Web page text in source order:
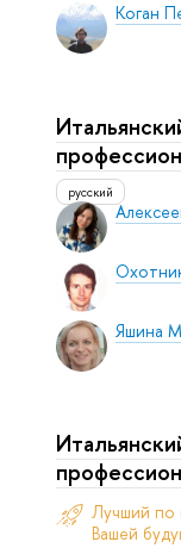
Коган
Яшина
русский
Лучший по
Вашей